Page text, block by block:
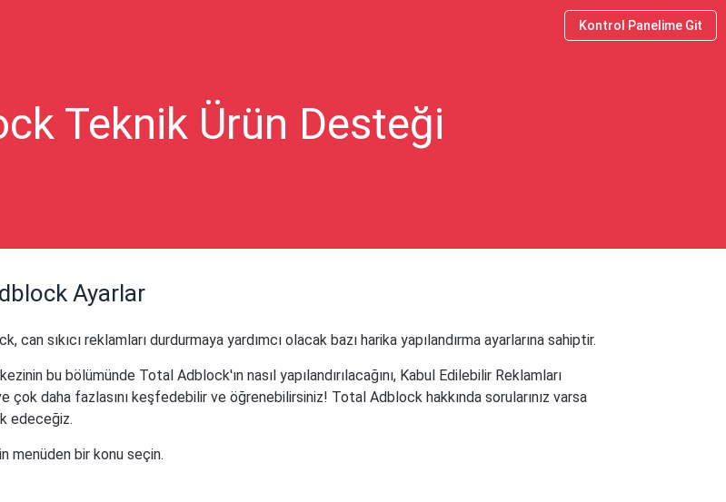
Kontrol Panelime Git
Teknik Ürün Desteği
Ayarlar
can sıkıcı reklamları durdurmaya yardımcı olacak bazı harika yapılandırma ayarlarına sahiptir.
bu bölümünde Total Adblock'ın nasıl yapılandırılacağını, Kabul Edilebilir Reklamları
çok daha fazlasını keşfedebilir ve öğrenebilirsiniz! Total Adblock hakkında sorularınız varsa
edeceğiz.
menüden bir konu seçin.